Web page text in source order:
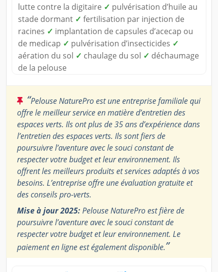
lutte contre la digitaire ✓ pulvérisation d’huile au
stade dormant ✓ fertilisation par injection de
racines ✓ implantation de capsules d’acecap ou
de medicap ✓ pulvérisation d’insecticides ✓
aération du sol ✓ chaulage du sol ✓ déchaumage
de la pelouse
“Pelouse NaturePro est une entreprise familiale qui
offre le meilleur service en matière d’entretien des
espaces verts. Ils ont plus de 35 ans d’expérience dans
l’entretien des espaces verts. Ils sont fiers de
poursuivre l’aventure avec le souci constant de
respecter votre budget et leur environnement. Ils
offrent les meilleurs produits et services adaptés à vos
besoins. L’entreprise offre une évaluation gratuite et
des conseils pro-verts.
Mise à jour 2025:Pelouse NaturePro est fière de
poursuivre l’aventure avec le souci constant de
respecter votre budget et leur environnement. Le
paiement en ligne est également disponible.”